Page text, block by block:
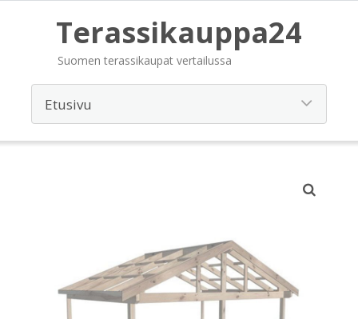
Terassikauppa24
Suomen terassikaupat vertailussa